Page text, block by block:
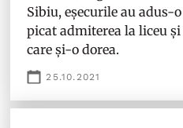
Sibiu, eșecurile au adus-
picat admiterea la liceu
care și-o dorea.
25.10.2021